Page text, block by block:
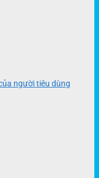
người tiêu dùng